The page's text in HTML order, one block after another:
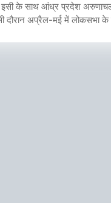
के साथ आंध्र प्रदेश
दौरान अप्रैल-मई में लोकसभा के